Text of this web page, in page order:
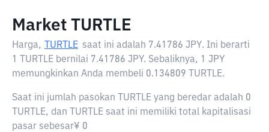
Market TURTLE
Harga, TURTLE saat ini adalah 7.41786 JPY. Ini berarti
1 TURTLE bernilai 7.41786 JPY. Sebaliknya, 1 JPY
memungkinkan Anda membeli 0.134809 TURTLE.
Saat ini jumlah pasokan TURTLE yang beredar adalah 0
TURTLE, dan TURTLE saat ini memiliki total kapitalisasi
pasar sebesar¥ 0